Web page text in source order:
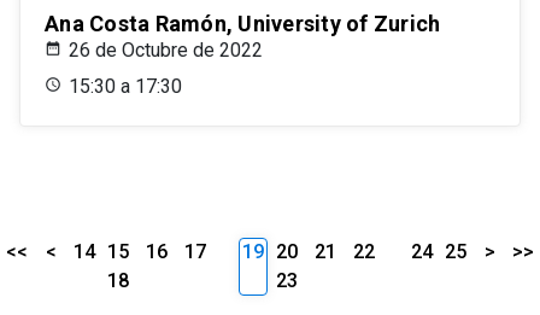
Ana Costa Ramón, University of Zurich
26 de Octubre de 2022
15:30 a 17:30
<< < 14 15 16
17
18
19 20 21
22
23
24 25 > >>